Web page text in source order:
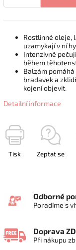
Rostlinné oleje,
uzamykají v ní
Intenzivně
během
Balzám
bradavek a
kojení objevit.
Detailní informace
Tisk Zeptat se
Odborné
Poradíme s
Doprava
Při nákupu